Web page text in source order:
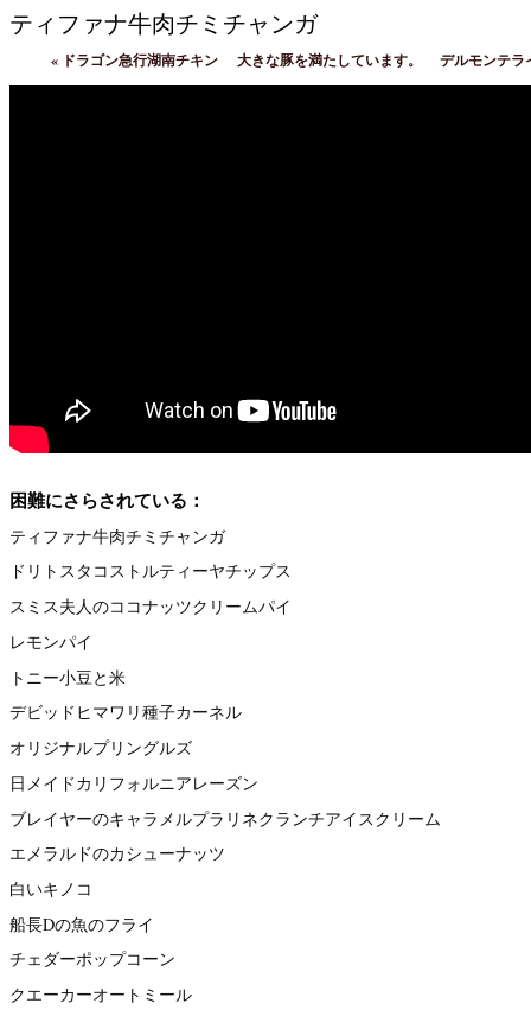
ティファナ牛肉チミチャンガ
« ドラゴン急行湖南チキン 大きな豚を満たしています。 デルモンテ
困難にさらされている：
ティファナ牛肉チミチャンガ
ドリトスタコストルティーヤチップス
スミス夫人のココナッツクリームパイ
レモンパイ
トニー小豆と米
デビッドヒマワリ種子カーネル
オリジナルプリングルズ
日メイドカリフォルニアレーズン
ブレイヤーのキャラメルプラリネクランチアイスクリーム
エメラルドのカシューナッツ
白いキノコ
船長Dの魚のフライ
チェダーポップコーン
クエーカーオートミール